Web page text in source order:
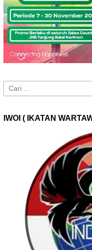
Cari
untuk:
IWOI ( IKATAN